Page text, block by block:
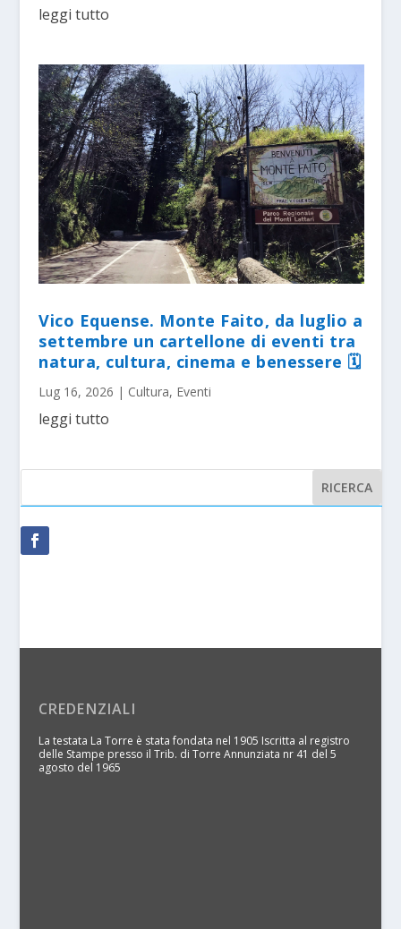
leggi tutto
Vico Equense. Monte Faito, da luglio a
settembre un cartellone di eventi tra
natura, cultura, cinema e benessere 🗓
Lug 16, 2026 | Cultura, Eventi
leggi tutto
CREDENZIALI
La testata La Torre è stata fondata nel 1905 Iscritta al registro
delle Stampe presso il Trib. di Torre Annunziata nr 41 del 5
agosto del 1965